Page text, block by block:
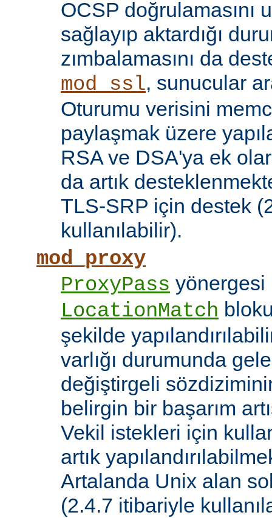
OCSP doğrulamasını
sağlayıp aktardığı
zımbalamasını da
mod_ssl, sunucular
Oturumu verisini
paylaşmak üzere
RSA ve DSA'ya ek
da artık
TLS-SRP için destek
kullanılabilir).
mod_proxy
ProxyPass
LocationMatch
şekilde
varlığı durumunda
değiştirgeli
belirgin bir başarım
Vekil istekleri için
artık
Artalanda Unix alan
(2.4.7 itibariyle